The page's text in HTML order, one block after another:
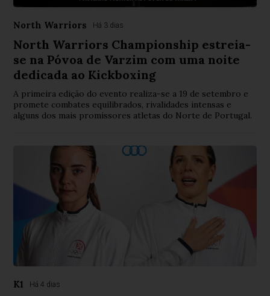
North Warriors Há 3 dias
North Warriors Championship estreia-
se na Póvoa de Varzim com uma noite
dedicada ao Kickboxing
A primeira edição do evento realiza-se a 19 de setembro e
promete combates equilibrados, rivalidades intensas e
alguns dos mais promissores atletas do Norte de Portugal.
K1 Há 4 dias